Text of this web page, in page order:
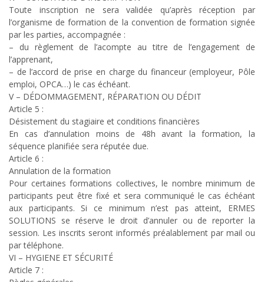
Toute inscription ne sera validée qu’après réception par
l’organisme de formation de la convention de formation signée
par les parties, accompagnée :
– du règlement de l’acompte au titre de l’engagement de
l’apprenant,
– de l’accord de prise en charge du financeur (employeur, Pôle
emploi, OPCA…) le cas échéant.
V – DÉDOMMAGEMENT, RÉPARATION OU DÉDIT
Article 5 :
Désistement du stagiaire et conditions financières
En cas d’annulation moins de 48h avant la formation, la
séquence planifiée sera réputée due.
Article 6 :
Annulation de la formation
Pour certaines formations collectives, le nombre minimum de
participants peut être fixé et sera communiqué le cas échéant
aux participants. Si ce minimum n’est pas atteint, ERMES
SOLUTIONS se réserve le droit d’annuler ou de reporter la
session. Les inscrits seront informés préalablement par mail ou
par téléphone.
VI – HYGIENE ET SÉCURITÉ
Article 7 :